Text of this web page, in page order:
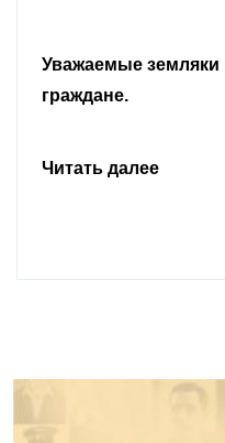
Уважаемые
граждане.
Читать далее